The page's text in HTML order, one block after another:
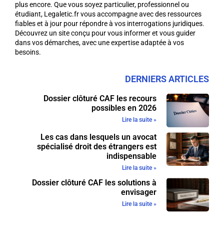
plus encore. Que vous soyez particulier, professionnel ou
étudiant, Legaletic.fr vous accompagne avec des ressources
fiables et à jour pour répondre à vos interrogations juridiques.
Découvrez un site conçu pour vous informer et vous guider
dans vos démarches, avec une expertise adaptée à vos
besoins.
DERNIERS ARTICLES
Dossier clôturé CAF les recours
possibles en 2026
Lire la suite »
Les cas dans lesquels un avocat
spécialisé droit des étrangers est
indispensable
Lire la suite »
Dossier clôturé CAF les solutions à
envisager
Lire la suite »